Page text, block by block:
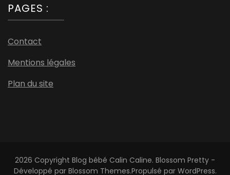
PAGES :
Contact
Mentions légales
Plan du site
2026 Copyright Blog bébé Calin Caline. Blossom Pretty -
Développé par Blossom Themes.Propulsé par WordPress.